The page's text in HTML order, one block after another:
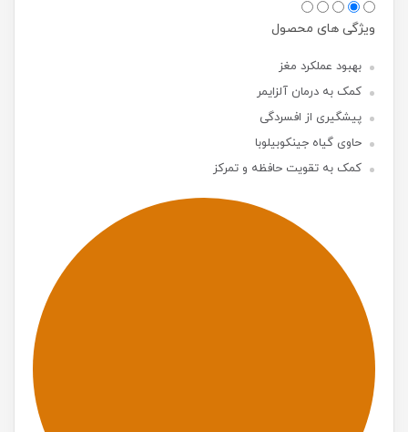
ویژگی های محصول
بهبود عملکرد مغز
کمک به درمان آلزایمر
پیشگیری از افسردگی
حاوی گیاه جینکوبیلوبا
کمک به تقویت حافظه و تمرکز